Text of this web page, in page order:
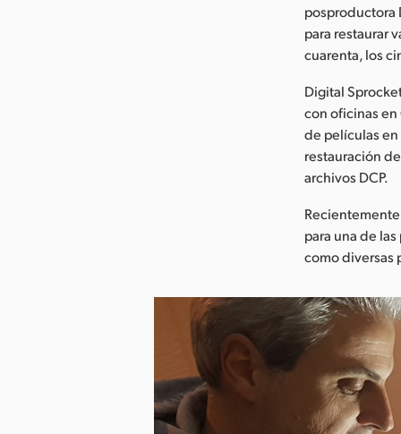
posproductora
para restaurar
cuarenta, los
Digital
con oficinas
de películas en
restauración
archivos DCP.
para una de
como diversas